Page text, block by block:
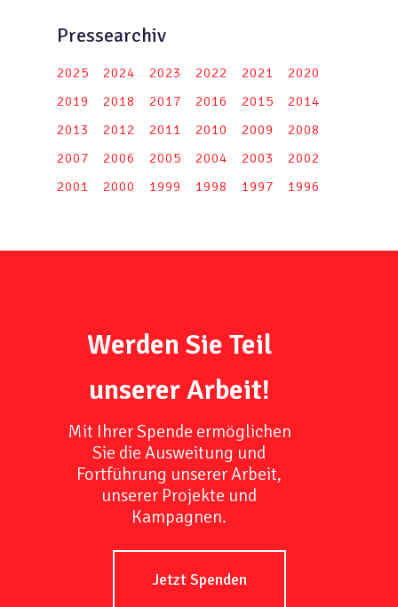
Pressearchiv
2025 2024 2023 2022 2021
2020
2019
2018 2017 2016 2015
2014
2013
2012 2011 2010 2009
2008
2007
2006 2005 2004 2003
2002
2001
2000 1999 1998 1997 1996
Werden Sie Teil
unserer Arbeit!
Mit Ihrer Spende ermöglichen
Sie die Ausweitung und
Fortführung unserer Arbeit,
unserer Projekte und
Kampagnen.
Jetzt Spenden